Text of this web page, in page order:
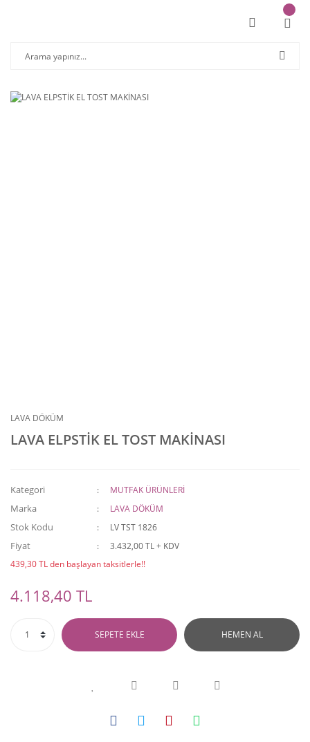
LAVA DÖKÜM
LAVA ELPSTİK EL TOST MAKİNASI
Kategori MUTFAK ÜRÜNLERİ
Marka LAVA DÖKÜM
Stok Kodu LV TST 1826
Fiyat
3.432,00 TL + KDV
439,30 TL den başlayan taksitlerle!!
4.118,40 TL
SEPETE EKLE HEMEN AL